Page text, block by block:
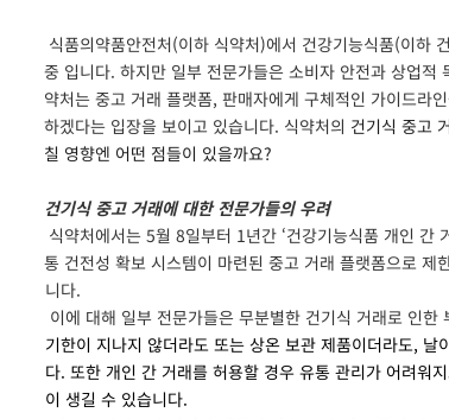
식품의약품안전처(이하 식약처)에서 건강기능식품(이하
중 입니다. 하지만 일부 전문가들은 소비자 안전과 상업적
약처는 중고 거래 플랫폼, 판매자에게 구체적인 가이드라
하겠다는 입장을 보이고 있습니다. 식약처의 건기식 중고
칠 영향엔 어떤 점들이 있을까요?
건기식 중고 거래에 대한 전문가들의 우려
식약처에서는 5월 8일부터 1년간 ‘건강기능식품 개인 간
통 건전성 확보 시스템이 마련된 중고 거래 플랫폼으로 제
니다.
이에 대해 일부 전문가들은 무분별한건기식 거래로 인한
기한이 지나지 않더라도 또는 상온 보관 제품이더라도, 날
다. 또한 개인 간 거래를 허용할 경우 유통 관리가 어려워
이 생길 수 있습니다.